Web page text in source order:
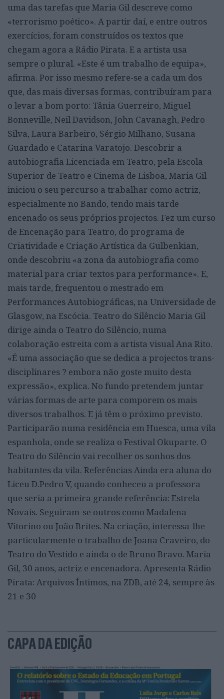
uma das tarefas que Maria Gil descreve como
«terrorismo poético». A partir daí, e entre outros
exercícios, foram construídos os textos que
chegam agora a Rádio Pirata. E a artista usa
sempre o plural. «Este é um trabalho de equipa»,
afirma. Por isso mesmo refere-se a cada um dos
que, das mais diversas formas, contribuíram para
o levar a bom porto: Tânia Guerreiro, Miguel
Bonneville, Neil Davidson, John Cavanagh, Pedro
Silva, Laura Barbeiro, Sérgio Milhano, Susana
Guardado e Catarina Varatojo. Descobrir a
autobiografia Licenciada em Teatro, pela Escola
Superior de Teatro e Cinema de Lisboa, Maria Gil
iniciou o seu percurso a trabalhar como actriz,
especialmente no Bando, tendo mais tarde
encenado os seus próprios projectos. Fez um curso
de Encenação para Teatro, do programa de
Criatividade e Criação Artística da Gulbenkian,
onde descobriu «a zona da autobiografia como
material para criar textos para performance». E,
mais tarde, frequentou o mestrado em
Performances Autobiográficas, na Universidade de
Glasgow, na Escócia. Teatro do Silêncio Maria Gil
dirige ainda o Teatro do Silêncio, numa
colaboração estreita com a artista visual Ana Rito.
«É uma associação que se dedica a projectos trans-
disciplinares ? embora não goste muito desta
expressão», explica. No fundo pretendem juntar
várias formas de arte para comporem os mais
diversos trabalhos. E já têm o próximo previsto.
Participarão numa residência em Huesca, uma vila
espanhola, onde se realiza o Festival Okuparte. O
Teatro do Silêncio vai recolher os sonhos dos
habitantes da vila. Referências Ainda era aluna do
Liceu D.Pedro V, quando conheceu a professora
que seria a primeira grande referência: Estrela
Novais. Seguiram-se outros como Madalena
Vitorino ou João Brites. Na criação, interessa-lhe
particularmente o trabalho de Joana Craveiro, do
Teatro do Vestido e ainda o de Bruno Bravo. Maria
Gil, 30 anos, actriz e encenadora. Apresenta Rádio
Pirata: Arquivos Íntimos, na ZDB, até 24, sempre às
21 e 30
CAPA DA EDIÇÃO